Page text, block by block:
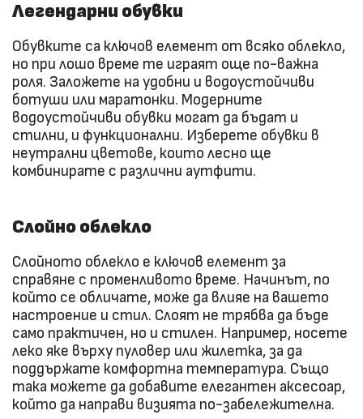
Легендарни обувки
Обувките са ключов елемент от всяко облекло,
но при лошо време те играят още по-важна
роля. Заложете на удобни и водоустойчиви
ботуши или маратонки. Модерните
водоустойчиви обувки могат да бъдат и
стилни, и функционални. Изберете обувки в
неутрални цветове, които лесно ще
комбинирате с различни аутфити.
Слойно облекло
Слойното облекло е ключов елемент за
справяне с променливото време. Начинът, по
който се обличате, може да влияе на вашето
настроение и стил. Слоят не трябва да бъде
само практичен, но и стилен. Например, носете
леко яке върху пуловер или жилетка, за да
поддържате комфортна температура. Също
така можете да добавите елегантен аксесоар,
който да направи визията по-забележителна.